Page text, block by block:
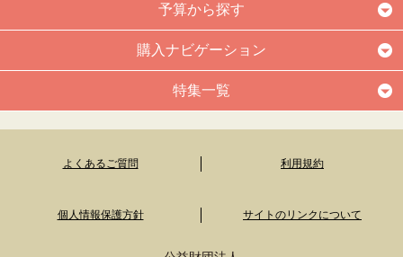
予算から探す
購入ナビゲーション
特集一覧
よくあるご質問 利用規約
個人情報保護方針 サイトのリンクについて